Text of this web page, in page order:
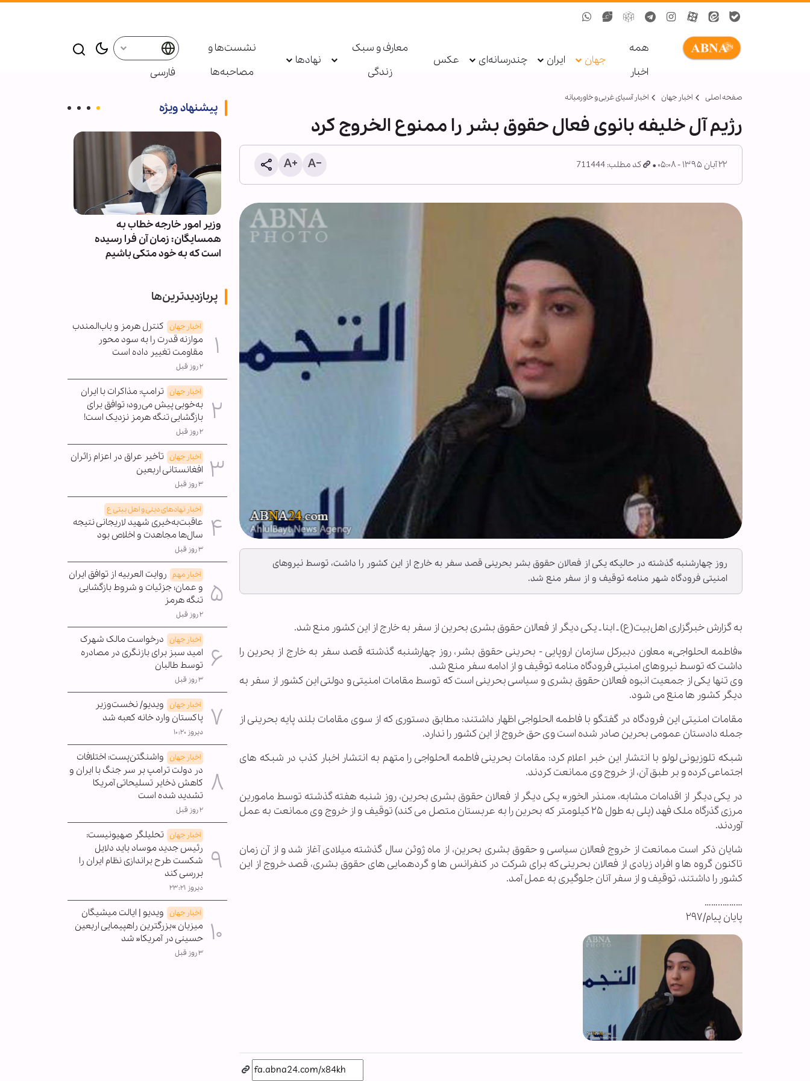
همه
اخبار
جهان ایران چندرسانه‌ای عکس
معارف و سبک
زندگی
نهادها
نشست‌ها و
مصاحبه‌ها
فارسی
صفحه اصلی اخبار جهان اخبار آسیای غربی و خاورمیانه
رژیم آل خلیفه بانوی فعال حقوق بشر را ممنوع الخروج کرد
۲۲ آبان ۱۳۹۵ - ۰۵:۰۸ کد مطلب: 711444
روز چهارشنبه گذشته در حالیکه یکی از فعالان حقوق بشر بحرینی قصد سفر به خارج از این کشور را داشت، توسط نیروهای
امنیتی فرودگاه شهر منامه توقیف و از سفر منع شد.
به گزارش خبرگزاری اهل‌بیت(ع) ـ ابنا ـ یکی دیگر از فعالان حقوق بشری بحرین از سفر به خارج از این کشور منع شد.
«فاطمه الحلواجی» معاون دبیرکل سازمان اروپایی - بحرینی حقوق بشر، روز چهارشنبه گذشته قصد سفر به خارج از بحرین را
داشت که توسط نیروهای امنیتی فرودگاه منامه توقیف و از ادامه سفر منع شد.
وی تنها یکی از جمعیت انبوه فعالان حقوق بشری و سیاسی بحرینی است که توسط مقامات امنیتی و دولتی این کشور از سفر به
دیگر کشور ها منع می شود.
مقامات امنیتی این فرودگاه در گفتگو با فاطمه الحلواجی اظهار داشتند: مطابق دستوری که از سوی مقامات بلند پایه بحرینی از
جمله دادستان عمومی بحرین صادر شده است وی حق خروج از این کشور را ندارد.
شبکه تلوزیونی لولو با انتشار این خبر اعلام کرد: مقامات بحرینی فاطمه الحلواجی را متهم به انتشار اخبار کذب در شبکه های
اجتماعی کرده و بر طبق آن، از خروج وی ممانعت کردند.
در یکی دیگر از اقدامات مشابه، «منذر الخور» یکی دیگر از فعالان حقوق بشری بحرین، روز شنبه هفته گذشته توسط مامورین
مرزی گذرگاه ملک فهد (پلی به طول ۲۵ کیلومتر که بحرین را به عربستان متصل می کند) توقیف و از خروج وی ممانعت به عمل
آوردند.
شایان ذکر است ممانعت از خروج فعالان سیاسی و حقوق بشری بحرین، از ماه ژوئن سال گذشته میلادی آغاز شد و از آن زمان
تاکنون گروه ها و افراد زیادی از فعالان بحرینی که برای شرکت در کنفرانس ها و گردهمایی های حقوق بشری، قصد خروج از این
کشور را داشتند، توقیف و از سفر آنان جلوگیری به عمل آمد.
………..……
پایان پیام/۲۹۷
پیشنهاد ویژه
پنتاگون دسترسی وزیر سابق نیروی
هوایی به اطلاعات طبقه‌بندی‌شده را
وزیر امور خارجه خطاب به
همسایگان: زمان آن فرا رسیده
است که به خود متکی باشیم
پربازدیدترین‌ها
اخبار جهان کنترل هرمز و باب‌المندب
موازنه قدرت را به سود محور
مقاومت تغییر داده است
۲ روز قبل
اخبار جهان ترامپ: مذاکرات با ایران
به‌خوبی پیش می‌رود؛ توافق برای
بازگشایی تنگه هرمز نزدیک است!
۲ روز قبل
اخبار جهان تأخیر عراق در اعزام زائران
افغانستانی اربعین
۳ روز قبل
اخبار نهادهای دینی و اهل بیتی ع
عاقبت‌به‌خیری شهید لاریجانی نتیجه
سال‌ها مجاهدت و اخلاص بود
۳ روز قبل
اخبار مهم روایت العربیه از توافق ایران
و عمان؛ جزئیات و شروط بازگشایی
تنگه هرمز
۲ روز قبل
اخبار جهان درخواست مالک شهرک
امید سبز برای بازنگری در مصادره
توسط طالبان
۳ روز قبل
اخبار جهان ویدیو/ نخست‌وزیر
پاکستان وارد خانه کعبه شد
دیروز ۱۰:۲۰
اخبار جهان واشنگتن‌پست: اختلافات
در دولت ترامپ بر سر جنگ با ایران و
کاهش ذخایر تسلیحاتی آمریکا
تشدید شده است
۲ روز قبل
اخبار جهان تحلیلگر صهیونیست:
رئیس جدید موساد باید دلایل
شکست طرح براندازی نظام ایران را
بررسی کند
دیروز ۲۳:۲۱
اخبار جهان ویدیو | ایالت میشیگان
میزبان »بزرگترین راهپیمایی اربعین
حسینی در آمریکا« شد
۳ روز قبل